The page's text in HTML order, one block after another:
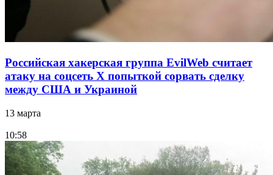
Российская хакерская группа EvilWeb считает
атаку на соцсеть Х попыткой сорвать сделку
между США и Украиной
13 марта
10:58